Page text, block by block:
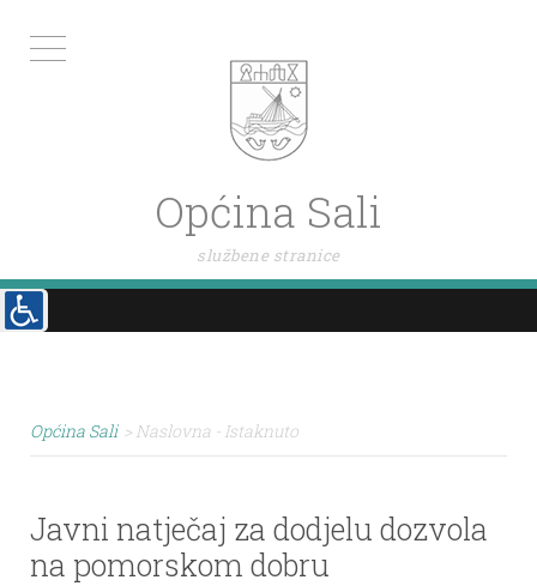
Općina Sali
službene stranice
Općina Sali > Naslovna - Istaknuto
Javni natječaj za dodjelu dozvola
na pomorskom dobru